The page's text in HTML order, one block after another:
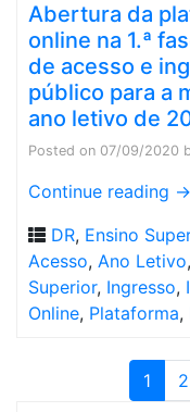
Abertura da
online na 1.ª
de acesso e
público para a
ano letivo de
Posted on 07/09/2020
Continue reading →
DR, Ensino
Acesso, Ano Letivo,
Superior, Ingresso,
Online, Plataforma,
1 2